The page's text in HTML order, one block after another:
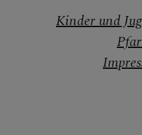
Kinder und